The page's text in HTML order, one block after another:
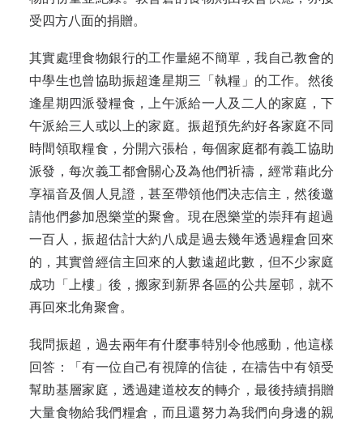
受四方八面的捐贈。
其實處理食物銀行的工作量絕不簡單，我自己教會的
中學生也曾協助振超逢星期三「執糧」的工作。然後
逢星期四派發糧食，上午派給一人及二人的家庭，下
午派給三人或以上的家庭。振超預先約好各家庭不同
時間領取糧食，分開六張枱，每個家庭都有義工協助
派發，每次義工都會關心及為他們祈禱，經常藉此分
享福音及個人見證，甚至帶領他們决志信主，然後邀
請他們參加恩樂堂的聚會。現在恩樂堂的崇拜有超過
一百人，振超估計大約八成是過去幾年透過糧倉回來
的，其實曾經信主回來的人數遠超此數，但不少家庭
成功「上樓」後，搬家到新界各區的公共屋邨，就不
再回來北角聚會。
我問振超，過去兩年有什麼事特別令他感動，他這樣
回答：「有一位自己有視障的信徒，在禱告中有領受
幫助基層家庭，透過建道校友的轉介，最後持續捐贈
大量食物給我們糧倉，而且還努力為我們向身邊的親